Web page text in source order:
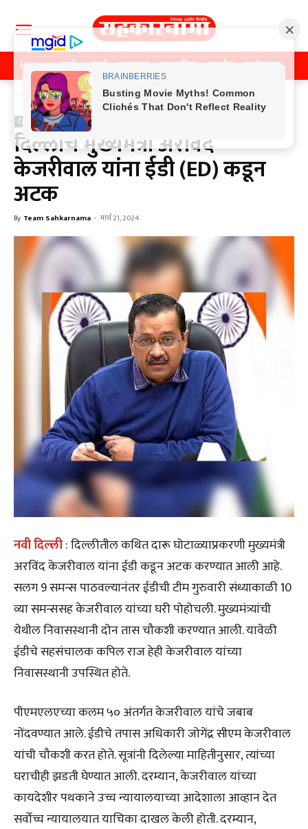
Home पुणे मुंबई महाराष्ट्र राजकीय क्राईम मनोरंजन
Home देश
देश
दिल्लीचे मुख्यमंत्री अरविंद
केजरीवाल यांना ईडी (ED) कडून
अटक
By Team Sahkarnama - मार्च 21, 2024
नवी दिल्ली: दिल्लीतील कथित दारू घोटाळ्याप्रकरणी मुख्यमंत्री
अरविंद केजरीवाल यांना ईडी कडून अटक करण्यात आली आहे.
सलग 9 समन्स पाठवल्यानंतर ईडीची टीम गुरुवारी संध्याकाळी 10
व्या समन्ससह केजरीवाल यांच्या घरी पोहोचली. मुख्यमंत्र्यांची
येथील निवासस्थानी दोन तास चौकशी करण्यात आली. यावेळी
ईडीचे सहसंचालक कपिल राज हेही केजरीवाल यांच्या
निवासस्थानी उपस्थित होते.
पीएमएलएच्या कलम ५० अंतर्गत केजरीवाल यांचे जबाब
नोंदवण्यात आले. ईडीचे तपास अधिकारी जोगेंद्र सीएम केजरीवाल
यांची चौकशी करत होते. सूत्रांनी दिलेल्या माहितीनुसार, त्यांच्या
घराचीही झडती घेण्यात आली. दरम्यान, केजरीवाल यांच्या
कायदेशीर पथकाने उच्च न्यायालयाच्या आदेशाला आव्हान देत
सर्वोच्च न्यायालयात याचिका दाखल केली होती. दरम्यान,